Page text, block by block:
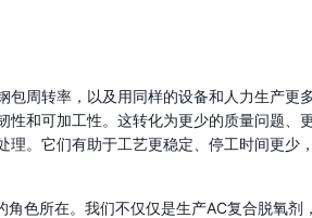
周转率，以及用同样的设备和人力生产更多
和可加工性。这转化为更少的质量问题、
。它们有助于工艺更稳定、停工时间更少
角色所在。我们不仅仅是生产AC复合脱氧剂